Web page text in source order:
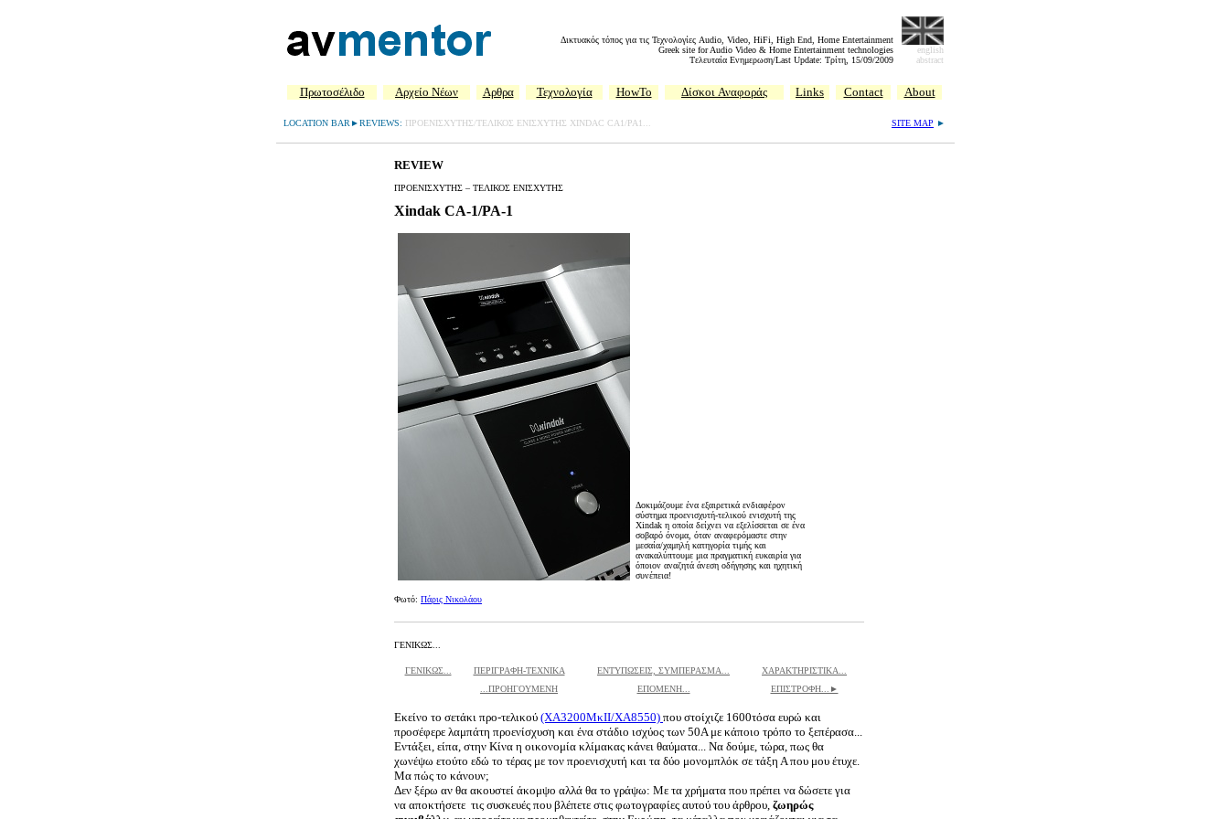
Δικτυακός τόπος για τις Τεχνολογίες Audio, Video, HiFi, High End, Home Entertainment
Greek site for Audio Video & Home Entertainment technologies
Tελευταία Ενημερωση/Last Update: Τρίτη, 15/09/2009
english
abstract
Πρωτοσέλιδο Aρχείο Νέων Αρθρα Τεχνολογία HowTo Δίσκοι Αναφοράς Links Contact About
LOCATION BAR►REVIEWS: ΠΡΟΕΝΙΣΧΥΤΗΣ/ΤΕΛΙΚΟΣ ΕΝΙΣΧΥΤΗΣ XINDAC CA1/PA1... SITE MAP ►
REVIEW
ΠΡΟΕΝΙΣΧΥΤΗΣ – ΤΕΛΙΚΟΣ ΕΝΙΣΧΥΤΗΣ
Xindak CA-1/PA-1
Δοκιμάζουμε ένα εξαιρετικά ενδιαφέρον
σύστημα προενισχυτή-τελικού ενισχυτή της
Xindak η οποία δείχνει να εξελίσσεται σε ένα
σοβαρό όνομα, όταν αναφερόμαστε στην
μεσαία/χαμηλή κατηγορία τιμής και
ανακαλύπτουμε μια πραγματική ευκαιρία για
όποιον αναζητά άνεση οδήγησης και ηχητική
συνέπεια!
Φωτό: Πάρις Νικολάου
ΓΕΝΙΚΩΣ...
ΓΕΝΙΚΩΣ... ΠΕΡΙΓΡΑΦΗ-ΤΕΧΝΙΚΑ ΕΝΤΥΠΩΣΕΙΣ, ΣΥΜΠΕΡΑΣΜΑ...
ΧΑΡΑΚΤΗΡΙΣΤΙΚΑ...
...ΠΡΟΗΓΟΥΜΕΝΗ
ΕΠΟΜΕΝΗ... ΕΠΙΣΤΡΟΦΗ...►
Εκείνο το σετάκι προ-τελικού (ΧΑ3200ΜκΙΙ/ΧΑ8550) που στοίχιζε 1600τόσα ευρώ και
προσέφερε λαμπάτη προενίσχυση και ένα στάδιο ισχύος των 50A με κάποιο τρόπο το ξεπέρασα...
Εντάξει, είπα, στην Κίνα η οικονομία κλίμακας κάνει θαύματα... Να δούμε, τώρα, πως θα
χωνέψω ετούτο εδώ το τέρας με τον προενισχυτή και τα δύο μονομπλόκ σε τάξη Α που μου έτυχε.
Μα πώς το κάνουν;
Δεν ξέρω αν θα ακουστεί άκομψο αλλά θα το γράψω: Με τα χρήματα που πρέπει να δώσετε για
να αποκτήσετε τις συσκευές που βλέπετε στις φωτογραφίες αυτού του άρθρου, ζωηρώς